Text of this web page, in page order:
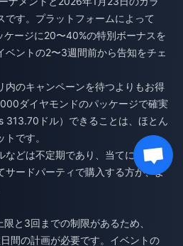
です。プラットフォームによって
ージに20〜40%の特別ボーナスを
ベントの2〜3週間前から告知をチェ
内のキャンペーンを待つよりもお得
ダイヤモンドのパッケージで確実
313.70ドル）できることは、ほとん
です。
などは不定期であり、当てにするべ
サードパーティで購入する方が、よ
と3回までの制限があるため、
間の計画が必要です。イベントの